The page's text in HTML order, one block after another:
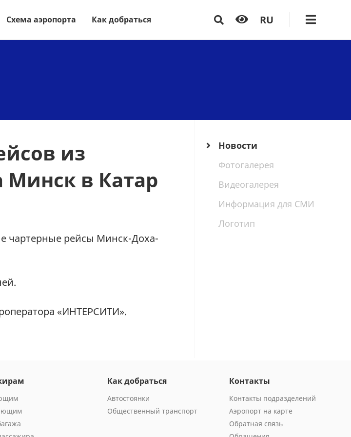
Схема аэропорта Как добраться RU
из
Минск в Катар
чартерные рейсы Минск-Доха-
«ИНТЕРСИТИ».
Новости
Фотогалерея
Видеогалерея
Информация для СМИ
Логотип
Как добраться
Автостоянки
Общественный транспорт
Контакты
Контакты подразделений
Аэропорт на карте
Обратная связь